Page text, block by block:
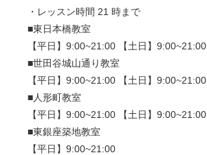
・レッスン時間 21 時まで
■東日本橋教室
【平日】9:00~21:00 【土日】9:00~21:00
■世田谷城山通り教室
【平日】9:00~21:00 【土日】9:00~21:00
■人形町教室
【平日】9:00~21:00 【土日】9:00~21:00
■東銀座築地教室
【平日】9:00~21:00